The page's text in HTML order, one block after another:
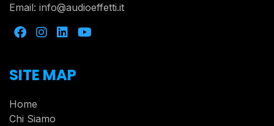
Email: info@audioeffetti.it
SITE MAP
Home
Chi Siamo